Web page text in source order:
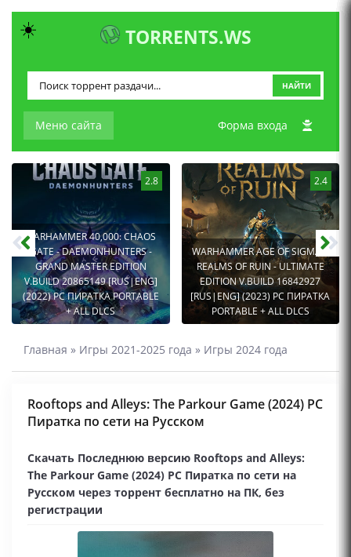
TORRENTS.WS
Меню сайта
НАЙТИ
Форма входа
2.8
WARHAMMER 40,000: CHAOS
GATE - DAEMONHUNTERS -
GRAND MASTER EDITION
V.BUILD 20865149 [RUS|ENG]
(2022) PC ПИРАТКА PORTABLE
+ ALL DLCS
2.4
WARHAMMER AGE OF SIGMAR:
REALMS OF RUIN - ULTIMATE
EDITION V.BUILD 16842927
[RUS|ENG] (2023) PC ПИРАТКА
PORTABLE + ALL DLCS
Главная » Игры 2021-2025 года » Игры 2024 года
Rooftops and Alleys: The Parkour Game (2024) PC
Пиратка по сети на Русском
Скачать Последнюю версию Rooftops and Alleys:
The Parkour Game (2024) PC Пиратка по сети на
Русском через торрент бесплатно на ПК, без
регистрации
☀️